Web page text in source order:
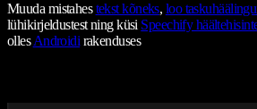
Muuda mistahestekst kõneks, loo
lühikirjeldustest ning küsi Speechify
ollesAndroidirakenduses